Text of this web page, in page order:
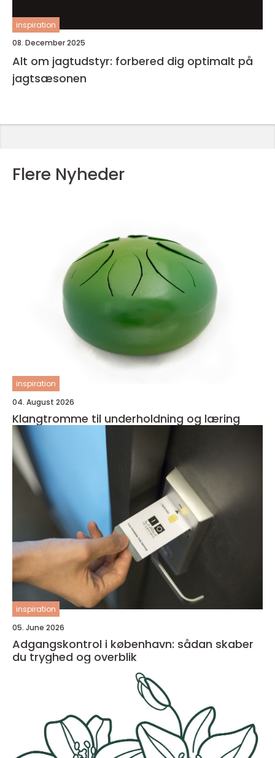
inspiration
08. December 2025
Alt om jagtudstyr: forbered dig optimalt på
jagtsæsonen
Flere Nyheder
inspiration
04. August 2026
Klangtromme til underholdning og læring
inspiration
05. June 2026
Adgangskontrol i københavn: sådan skaber
du tryghed og overblik